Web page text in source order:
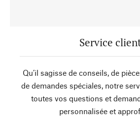
Service
Qu’il sagisse de conseils, de
de demandes spéciales, notre
toutes vos questions et
personnalisée et